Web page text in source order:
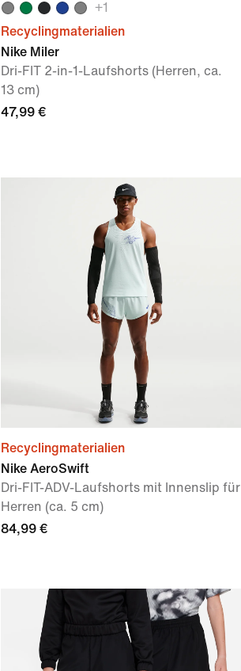
+1
Recyclingmaterialien
Nike Miler
Dri-FIT 2-in-1-Laufshorts (Herren, ca.
13 cm)
47,99 €
Recyclingmaterialien
Nike AeroSwift
Dri-FIT-ADV-Laufshorts mit Innenslip für
Herren (ca. 5 cm)
84,99 €